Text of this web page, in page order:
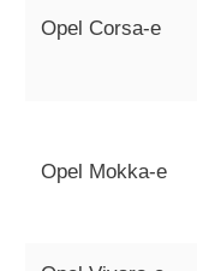
Opel Corsa-e
Opel Mokka-e